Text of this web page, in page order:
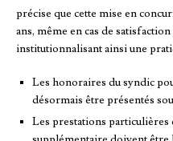
précise que cette mise en
ans, même en cas de
institutionnalisant ainsi une
Les honoraires du syndic
désormais être présentés
Les prestations